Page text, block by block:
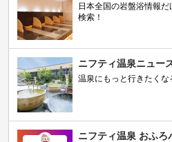
日本全国の岩盤浴情報
検索！
ニフティ温泉ニュー
温泉にもっと行きたく
ニフティ温泉 おふろ